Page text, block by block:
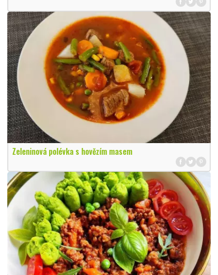
Zeleninová polévka s hovězím masem